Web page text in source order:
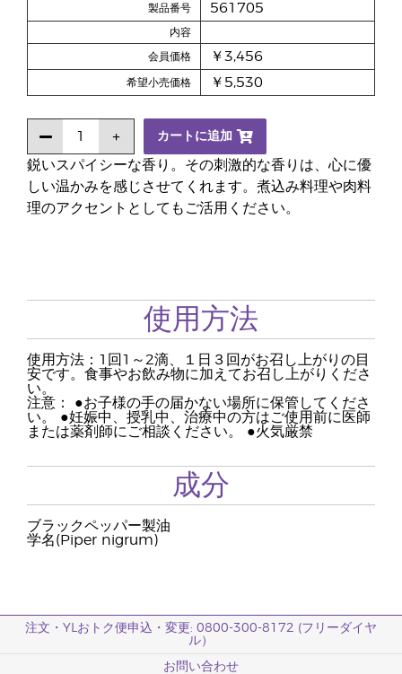
鋭いスパイシーな香り。その刺激的な香りは、心に優
しい温かみを感じさせてくれます。煮込み料理や肉料
理のアクセントとしてもご活用ください。
製品番号 561705
内容
会員価格 ￥3,456
希望小売価格 ￥5,530
カートに追加
使用方法
使用方法：1回1～2滴、１日３回がお召し上がりの目
安です。食事やお飲み物に加えてお召し上がりくださ
い。
注意： ●お子様の手の届かない場所に保管してくださ
い。 ●妊娠中、授乳中、治療中の方はご使用前に医師
または薬剤師にご相談ください。 ●火気厳禁
成分
ブラックペッパー製油
学名(Piper nigrum)
注文・YLおトク便申込・変更: 0800-300-8172 (フリーダイヤ
ル）
お問い合わせ